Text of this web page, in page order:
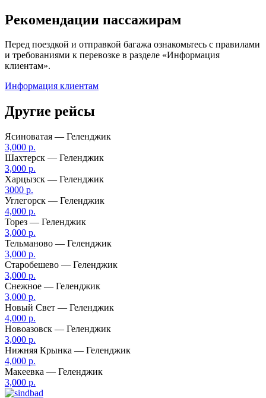
Рекомендации пассажирам
Перед поездкой и отправкой багажа ознакомьтесь с правилами
и требованиями к перевозке в разделе «Информация
клиентам».
Информация клиентам
Другие рейсы
Ясиноватая — Геленджик
3,000 р.
Шахтерск — Геленджик
3,000 р.
Харцызск — Геленджик
3000 р.
Углегорск — Геленджик
4,000 р.
Торез — Геленджик
3,000 р.
Тельманово — Геленджик
3,000 р.
Старобешево — Геленджик
3,000 р.
Снежное — Геленджик
3,000 р.
Новый Свет — Геленджик
4,000 р.
Новоазовск — Геленджик
3,000 р.
Нижняя Крынка — Геленджик
4,000 р.
Макеевка — Геленджик
3,000 р.